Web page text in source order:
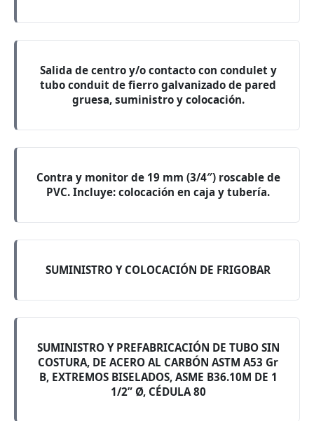
Salida de centro y/o contacto con condulet y
tubo conduit de fierro galvanizado de pared
gruesa, suministro y colocación.
Contra y monitor de 19 mm (3/4″) roscable de
PVC. Incluye: colocación en caja y tubería.
SUMINISTRO Y COLOCACIÓN DE FRIGOBAR
SUMINISTRO Y PREFABRICACIÓN DE TUBO SIN
COSTURA, DE ACERO AL CARBÓN ASTM A53 Gr
B, EXTREMOS BISELADOS, ASME B36.10M DE 1
1/2” Ø, CÉDULA 80